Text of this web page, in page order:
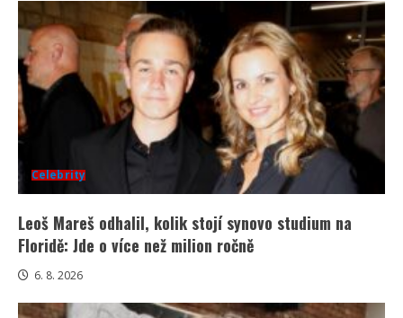
Celebrity
Leoš Mareš odhalil, kolik stojí synovo studium na
Floridě: Jde o více než milion ročně
6. 8. 2026